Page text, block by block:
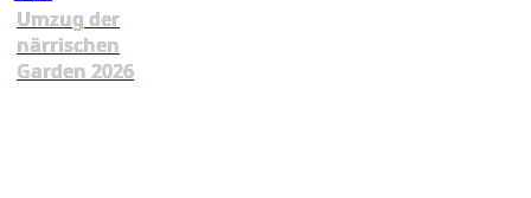
Umzug der
närrischen
Garden 2026